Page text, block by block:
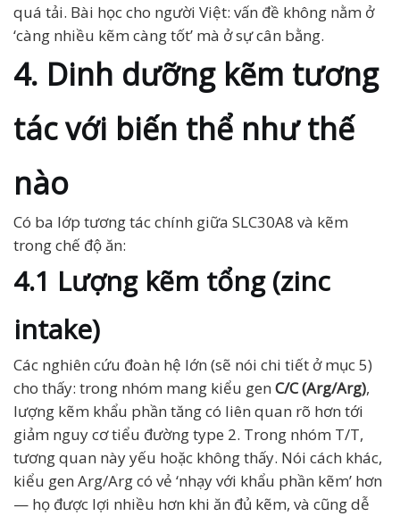
quá tải. Bài học cho người Việt: vấn đề không nằm ở
‘càng nhiều kẽm càng tốt’ mà ở sự cân bằng.
4. Dinh dưỡng kẽm tương
tác với biến thể như thế
nào
Có ba lớp tương tác chính giữa SLC30A8 và kẽm
trong chế độ ăn:
4.1 Lượng kẽm tổng (zinc
intake)
Các nghiên cứu đoàn hệ lớn (sẽ nói chi tiết ở mục 5)
cho thấy: trong nhóm mang kiểu gen C/C (Arg/Arg),
lượng kẽm khẩu phần tăng có liên quan rõ hơn tới
giảm nguy cơ tiểu đường type 2. Trong nhóm T/T,
tương quan này yếu hoặc không thấy. Nói cách khác,
kiểu gen Arg/Arg có vẻ ‘nhạy với khẩu phần kẽm’ hơn
— họ được lợi nhiều hơn khi ăn đủ kẽm, và cũng dễ